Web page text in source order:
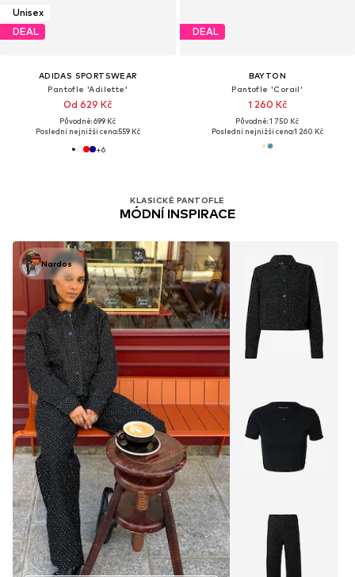
Unisex
DEAL
ADIDAS SPORTSWEAR
Pantofle 'Adilette'
Od 629 Kč
Původně: 699 Kč
Poslední nejnižší cena:559 Kč
+6
KLASICKÉ PANTOFLE
MÓDNÍ INSPIRACE
Nardos
DEAL
BAYTON
Pantofle 'Corail'
1 260 Kč
Původně: 1 750 Kč
Poslední nejnižší cena:1 260 Kč